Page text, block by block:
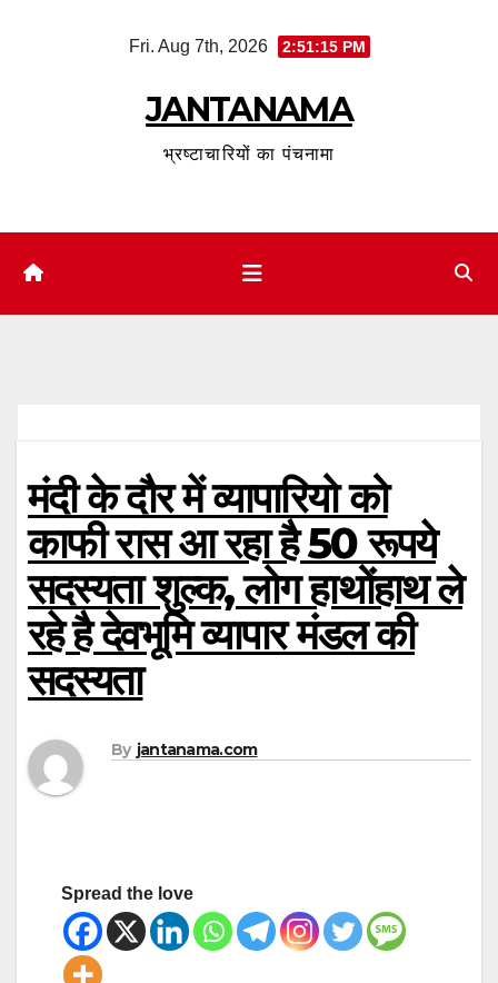
Fri. Aug 7th, 2026 2:51:15 PM
JANTANAMA
भ्रष्टाचारियों का पंचनामा
मंदी के दौर में व्यापारियो को
काफी रास आ रहा है 50 रूपये
सदस्यता शुल्क, लोग हाथोंहाथ ले
रहे है देवभूमि व्यापार मंडल की
सदस्यता
By jantanama.com
Spread the love